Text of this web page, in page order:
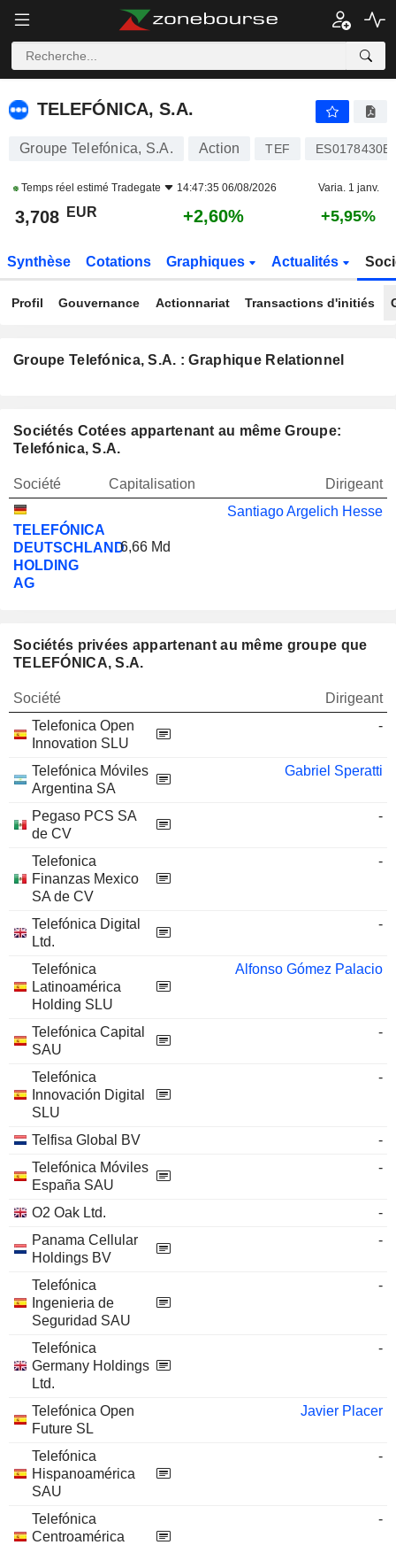
TELEFÓNICA, S.A.
TELEFÓNICA, S.A.
Groupe Telefónica, S.A. Action TEF
Temps réel estimé Tradegate 14:47:35 06/08/2026 Varia. 1 janv.
3,708 EUR +2,60% +5,95%
Synthèse Cotations Graphiques Actualités
Profil Gouvernance Actionnariat Transactions d'initiés
Groupe Telefónica, S.A. : Graphique Relationnel
Sociétés Cotées appartenant au même Groupe:
Telefónica, S.A.
Société Capitalisation Dirigeant
TELEFÓNICA
DEUTSCHLAND
HOLDING
AG
6,66 Md
Santiago Argelich Hesse
Sociétés privées appartenant au même groupe que
TELEFÓNICA, S.A.
Société
Dirigeant
Telefonica Open
Innovation SLU
-
Telefónica Móviles
Argentina SA
Gabriel Speratti
Pegaso PCS SA
de CV
-
Telefonica
Finanzas Mexico
SA de CV
-
Telefónica Digital
Ltd.
-
Telefónica
Latinoamérica
Holding SLU
Alfonso Gómez Palacio
Telefónica Capital
SAU
-
Telefónica
Innovación Digital
SLU
-
Telfisa Global BV
-
Telefónica Móviles
España SAU
-
O2 Oak Ltd.
-
Panama Cellular
Holdings BV
-
Telefónica
Ingenieria de
Seguridad SAU
-
Telefónica
Germany Holdings
Ltd.
-
Telefónica Open
Future SL
Javier Placer
Telefónica
Hispanoamérica
SAU
-
Telefónica
Centroamérica
-